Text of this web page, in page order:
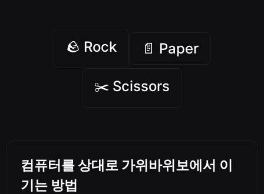
🪨 Rock 📄 Paper
✂️ Scissors
컴퓨터를 상대로 가위바위보에서 이
기는 방법